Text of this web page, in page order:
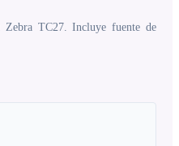
Zebra TC27. Incluye fuente de